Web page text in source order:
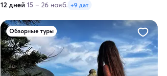
12 дней 15 – 26 нояб. +9 дат
Обзорные туры